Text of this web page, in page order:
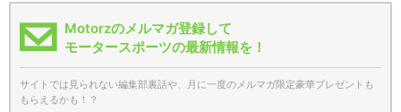
Motorzのメルマガ登録して
モータースポーツの最新情報を！
サイトでは見られない編集部裏話や、月に一度のメルマガ限定豪華プレゼントも
もらえるかも！？